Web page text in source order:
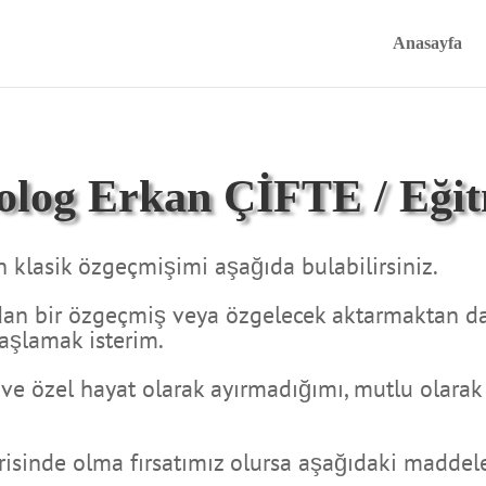
Anasayfa
Erkan ÇİFTE/
özgeçmişimi aşağıda bulabilirsiniz.
bir özgeçmiş veya özgelecek aktarmaktan
isterim.
özel hayat olarak ayırmadığımı, mutlu
olma fırsatımız olursa aşağıdaki